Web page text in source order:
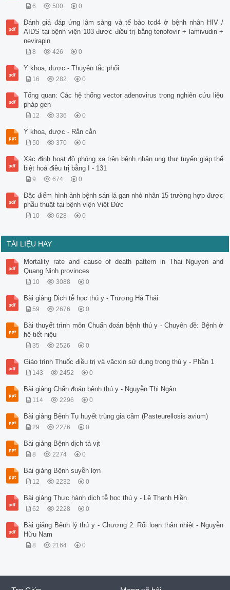
6 500 0
Đánh giá đáp ứng lâm sàng và tế bào tcd4 ở bệnh nhân HIV /
AIDS tại bệnh viện 103 được điều trị bằng tenofovir + lamivudin +
nevirapin
8 426 0
Y khoa, dược - Thuyên tắc phổi
16 282 0
Tổng quan: Các hệ thống vector adenovirus trong nghiên cứu liệu
pháp gen
12 336 0
Y khoa, dược - Rắn cắn
50 370 0
Xác định hoạt độ phóng xạ trên bệnh nhân ung thư tuyến giáp thể
biệt hoá điều trị bằng I - 131
9 674 0
Đặc điểm hình ảnh bệnh sán lá gan nhỏ nhân 15 trường hợp được
phẫu thuật tại bệnh viện Việt Đức
10 628 0
TÀI LIỆU HAY
Mortality rate and cause of death pattern in Thai Nguyen and
Quang Ninh provinces
10 3088 0
Bài giảng Dịch tễ học thú y - Trương Hà Thái
59 2676 0
Bài thuyết trình môn Chuẩn đoán bệnh thú y - Chuyên đề: Bệnh ở
hệ tiết niệu
35 2526 0
Giáo trình Thuốc điều trị và văcxin sử dụng trong thú y - Phần 1
143 2452 0
Bài giảng Chẩn đoán bệnh thú y - Nguyễn Thị Ngân
114 2296 0
Bài giảng Bệnh Tụ huyết trùng gia cầm (Pasteurellosis avium)
29 2276 0
Bài giảng Bệnh dịch tả vịt
8 2274 0
Bài giảng Bệnh suyễn lợn
12 2232 0
Bài giảng Thực hành dịch tễ học thú y - Lê Thanh Hiền
62 2228 0
Bài giảng Bệnh lý thú y - Chương 2: Rối loạn thân nhiệt - Nguyễn
Hữu Nam
8 2164 0